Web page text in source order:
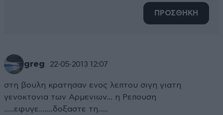
ΠΡΟΣΘΗΚΗ
greg 22·05·2013 12:07
στη βουλη κρατησαν ενος λεπτου σιγη γιατη
γενοκτονια των Αρμενιων... η Ρεπουση
.....εφυγε.......δοξαστε τη.....